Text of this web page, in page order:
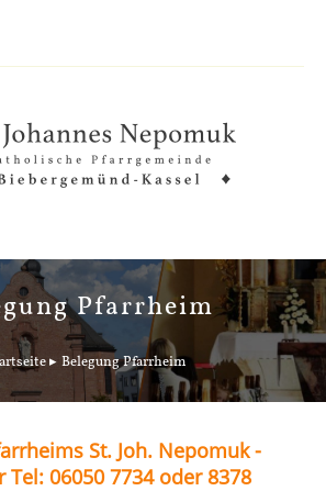
Pfarrheim
Belegung Pfarrheim
St. Joh. Nepomuk -
06050 7734 oder 8378